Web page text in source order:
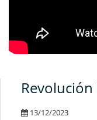
13/12/2023